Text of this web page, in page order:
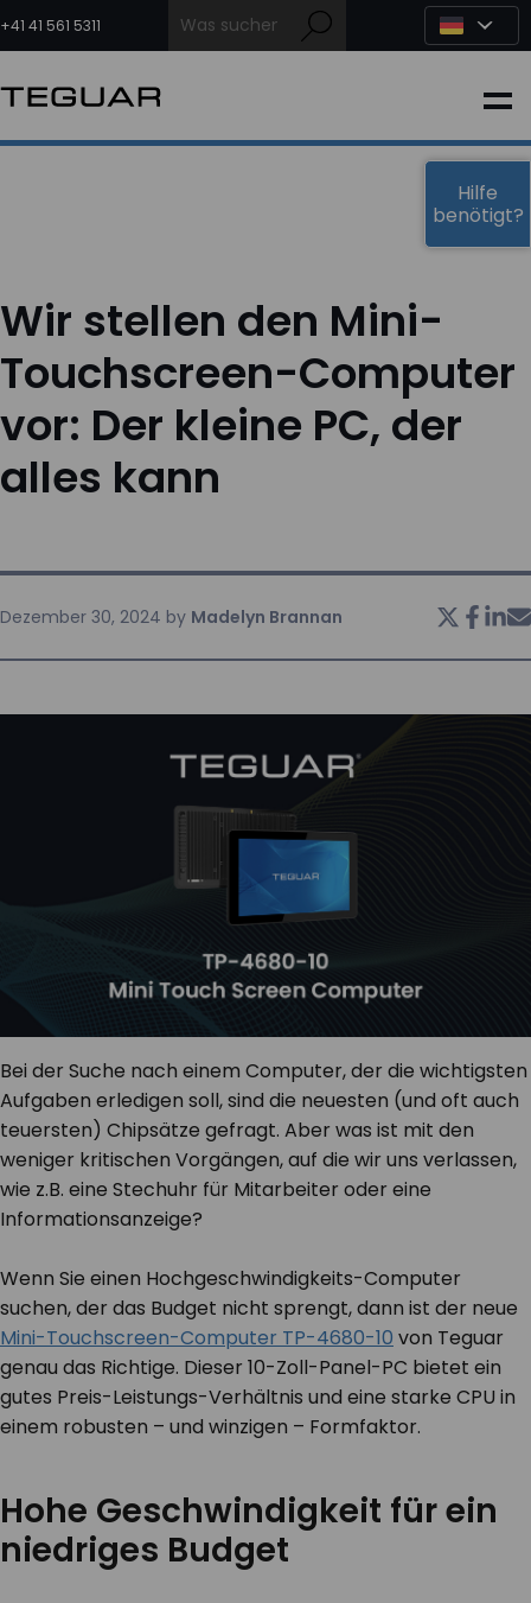
Inhalt
springen
+41 41 561 5311
INDUSTRIE
OEM LÖSUNGEN
PARTNER
DIENSTLEISTUNGEN & SUPPORT
KONTAKT
Wir stellen den Mini-
Touchscreen-Computer
vor: Der kleine PC, der
alles kann
Dezember 30, 2024 by Madelyn Brannan
Bei der Suche nach einem Computer, der die wichtigsten
Aufgaben erledigen soll, sind die neuesten (und oft auch
teuersten) Chipsätze gefragt. Aber was ist mit den
weniger kritischen Vorgängen, auf die wir uns verlassen,
wie z.B. eine Stechuhr für Mitarbeiter oder eine
Informationsanzeige?
Wenn Sie einen Hochgeschwindigkeits-Computer
suchen, der das Budget nicht sprengt, dann ist der neue
Mini-Touchscreen-Computer TP-4680-10 von Teguar
genau das Richtige. Dieser 10-Zoll-Panel-PC bietet ein
gutes Preis-Leistungs-Verhältnis und eine starke CPU in
einem robusten – und winzigen – Formfaktor.
Hohe Geschwindigkeit für ein
niedriges Budget
Hilfe
benötigt?